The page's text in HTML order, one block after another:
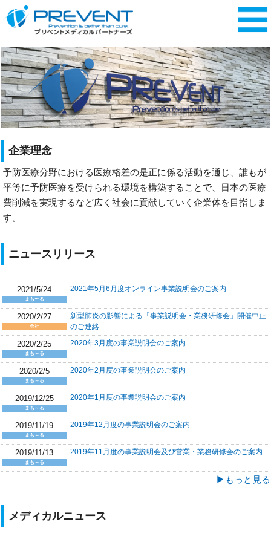
企業理念
予防医療分野における医療格差の是正に係る活動を通じ、誰もが
平等に予防医療を受けられる環境を構築することで、日本の医療
費削減を実現するなど広く社会に貢献していく企業体を目指しま
す。
ニュースリリース
2021/5/24
まも〜る
2021年5月6月度オンライン事業説明会のご案内
2020/2/27
会社
新型肺炎の影響による「事業説明会・業務研修会」開催中止
のご連絡
2020/2/25
まも～る
2020年3月度の事業説明会のご案内
2020/2/5
まも～る
2020年2月度の事業説明会のご案内
2019/12/25
まも～る
2020年1月度の事業説明会のご案内
2019/11/19
まも～る
2019年12月度の事業説明会のご案内
2019/11/13
まも～る
2019年11月度の事業説明会及び営業・業務研修会のご案内
▶もっと見る
メディカルニュース